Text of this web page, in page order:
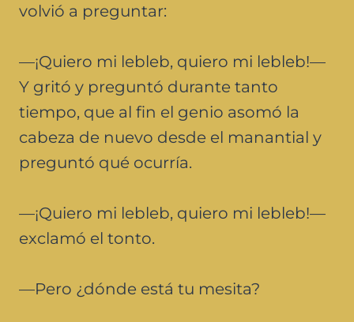
volvió a preguntar:
—¡Quiero mi lebleb, quiero mi lebleb!—
Y gritó y preguntó durante tanto
tiempo, que al fin el genio asomó la
cabeza de nuevo desde el manantial y
preguntó qué ocurría.
—¡Quiero mi lebleb, quiero mi lebleb!—
exclamó el tonto.
—Pero ¿dónde está tu mesita?